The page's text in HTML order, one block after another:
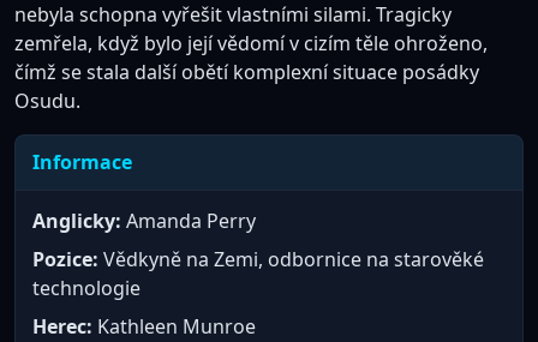
nebyla schopna vyřešit vlastními silami. Tragicky
zemřela, když bylo její vědomí v cizím těle ohroženo,
čímž se stala další obětí komplexní situace posádky
Osudu.
Informace
Anglicky: Amanda Perry
Pozice: Vědkyně na Zemi, odbornice na starověké
technologie
Herec: Kathleen Munroe